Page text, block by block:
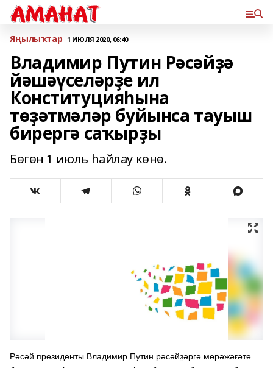
Яңылыҡтар 1 ИЮЛЯ 2020, 06:40
Владимир Путин Рәсәйҙә
йәшәүселәрҙе ил
Конституцияһына
төҙәтмәләр буйынса тауыш
бирергә саҡырҙы
Бөгөн 1 июль һайлау көнө.
Рәсәй президенты Владимир Путин рәсәйҙәргә мөрәжәғәте